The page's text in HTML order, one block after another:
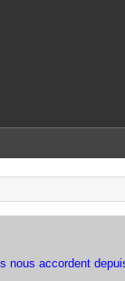
nous accordent